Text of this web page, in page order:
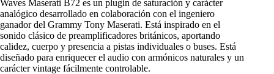
Waves Maserati B72 es un plugin de saturación y carácter
analógico desarrollado en colaboración con el ingeniero
ganador del Grammy Tony Maserati. Está inspirado en el
sonido clásico de preamplificadores británicos, aportando
calidez, cuerpo y presencia a pistas individuales o buses. Está
diseñado para enriquecer el audio con armónicos naturales y un
carácter vintage fácilmente controlable.